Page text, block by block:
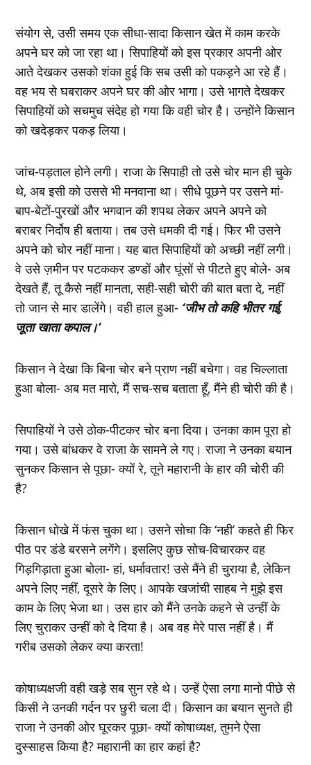
संयोग से, उसी समय एक सीधा-सादा किसान खेत में काम करके
अपने घर को जा रहा था। सिपाहियों को इस प्रकार अपनी ओर
आते देखकर उसको शंका हुई कि सब उसी को पकड़ने आ रहे हैं।
वह भय से घबराकर अपने घर की ओर भागा। उसे भागते देखकर
सिपाहियों को सचमुच संदेह हो गया कि वही चोर है। उन्‍होंने किसान
को खदेड़कर पकड़ लिया।
जांच-पड़ताल होने लगी। राजा के सिपाही तो उसे चोर मान ही चुके
थे, अब इसी को उससे भी मनवाना था। सीधे पूछने पर उसने मां-
बाप-बेटों-पुरखों और भगवान की शपथ लेकर अपने अपने को
बराबर निर्दोष ही बताया। तब उसे धमकी दी गई। फिर भी उसने
अपने को चोर नहीं माना। यह बात सिपाहियों को अच्‍छी नहीं लगी।
वे उसे ज़मीन पर पटककर डण्‍डों और घूंसों से पीटते हुए बोले- अब
देखते हैं, तू कैसे नहीं मानता, सही-सही चोरी की बात बता दे, नहीं
तो जान से मार डालेंगे। वही हाल हुआ- ‘जीभ तो कहि भीतर गई,
जूता खाता कपाल।’
किसान ने देखा कि बिना चोर बने प्राण नहीं बचेगा। वह चिल्‍लाता
हुआ बोला- अब मत मारो, मैं सच-सच बताता हूँ, मैंने ही चोरी की है।
सिपाहियों ने उसे ठोक-पीटकर चोर बना दिया। उनका काम पूरा हो
गया। उसे बांधकर वे राजा के सामने ले गए। राजा ने उनका बयान
सुनकर किसान से पूछा- क्‍यों रे, तूने महारानी के हार की चोरी की
है?
किसान धोखे में फंस चुका था। उसने सोचा कि ‘नही’ कहते ही फिर
पीठ पर डंडे बरसने लगेंगे। इसलिए कुछ सोच-विचारकर वह
गिड़गिड़ाता हुआ बोला- हां, धर्मावतार! उसे मैंने ही चुराया है, लेकिन
अपने लिए नहीं, दूसरे के लिए। आपके खजांची साहब ने मुझे इस
काम के लिए भेजा था। उस हार को मैंने उनके कहने से उन्‍हीं के
लिए चुराकर उन्‍हीं को दे दिया है। अब वह मेरे पास नहीं है। मैं
गरीब उसको लेकर क्‍या करता!
कोषाध्‍यक्षजी वही खड़े सब सुन रहे थे। उन्‍हें ऐसा लगा मानो पीछे से
किसी ने उनकी गर्दन पर छुरी चला दी। किसान का बयान सुनते ही
राजा ने उनकी ओर घूरकर पूछा- क्‍यों कोषाध्‍यक्ष, तुमने ऐसा
दुस्‍साहस किया है? महारानी का हार कहां है?